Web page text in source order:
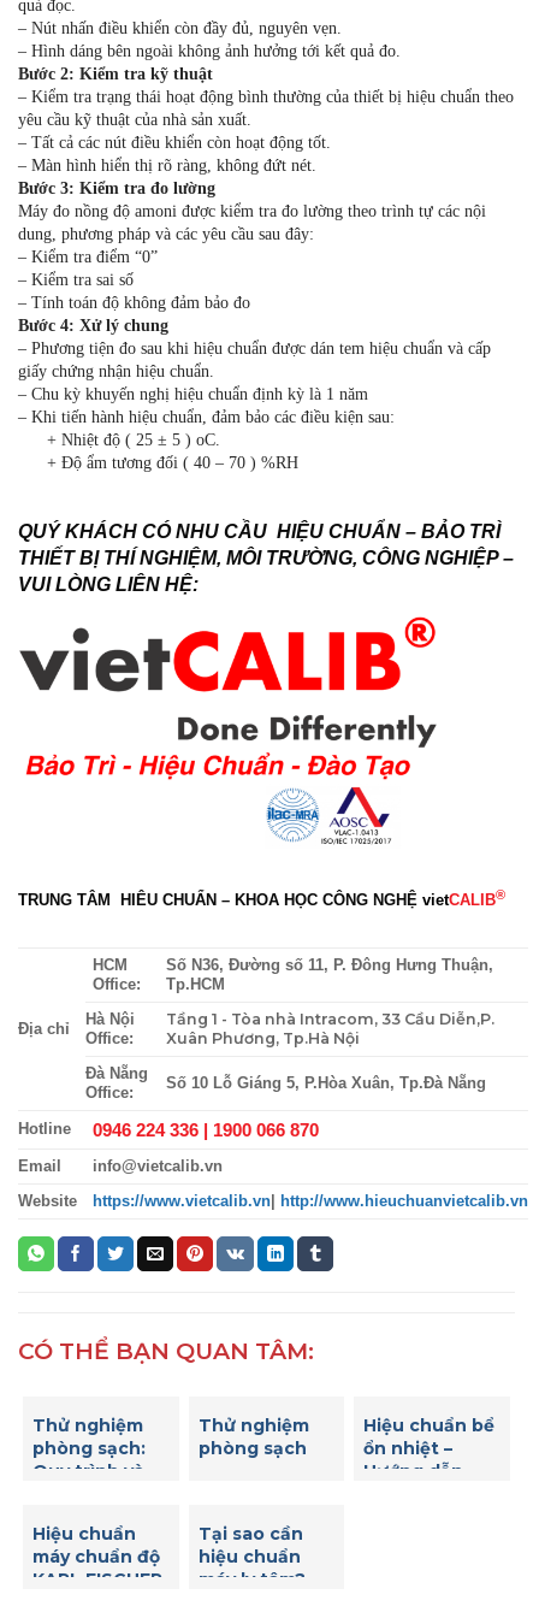
quả đọc.
– Nút nhấn điều khiển còn đầy đủ, nguyên vẹn.
– Hình dáng bên ngoài không ảnh hưởng tới kết quả đo.
Bước 2: Kiểm tra kỹ thuật
– Kiểm tra trạng thái hoạt động bình thường của thiết bị hiệu chuẩn theo
yêu cầu kỹ thuật của nhà sản xuất.
– Tất cả các nút điều khiển còn hoạt động tốt.
– Màn hình hiển thị rõ ràng, không đứt nét.
Bước 3: Kiểm tra đo lường
Máy đo nồng độ amoni được kiểm tra đo lường theo trình tự các nội
dung, phương pháp và các yêu cầu sau đây:
– Kiểm tra điểm “0”
– Kiểm tra sai số
– Tính toán độ không đảm bảo đo
Bước 4: Xử lý chung
– Phương tiện đo sau khi hiệu chuẩn được dán tem hiệu chuẩn và cấp
giấy chứng nhận hiệu chuẩn.
– Chu kỳ khuyến nghị hiệu chuẩn định kỳ là 1 năm
– Khi tiến hành hiệu chuẩn, đảm bảo các điều kiện sau:
+ Nhiệt độ ( 25 ± 5 ) oC.
+ Độ ẩm tương đối ( 40 – 70 ) %RH
QUÝ KHÁCH CÓ NHU CẦU HIỆU CHUẨN – BẢO TRÌ
THIẾT BỊ THÍ NGHIỆM, MÔI TRƯỜNG, CÔNG NGHIỆP –
VUI LÒNG LIÊN HỆ:
TRUNG TÂM HIÊU CHUẨN – KHOA HỌC CÔNG NGHỆ vietCALIB®
Địa chỉ
HCM
Office:
Số N36, Đường số 11, P. Đông Hưng Thuận,
Tp.HCM
Hà Nội
Office:
Tầng 1 - Tòa nhà Intracom, 33 Cầu Diễn,P.
Xuân Phương, Tp.Hà Nội
Đà Nẵng
Office:
Số 10 Lỗ Giáng 5, P.Hòa Xuân, Tp.Đà Nẵng
Hotline 0946 224 336 | 1900 066 870
Email info@vietcalib.vn
Website https://www.vietcalib.vn http://www.hieuchuanvietcalib.vn
CÓ THỂ BẠN QUAN TÂM:
Thử nghiệm
phòng sạch:
Quy trình và
Thử nghiệm
phòng sạch
Hiệu chuẩn bể
ổn nhiệt –
Hướng dẫn
Hiệu chuẩn
máy chuẩn độ
KARL FISCHER
Tại sao cần
hiệu chuẩn
máy ly tâm?